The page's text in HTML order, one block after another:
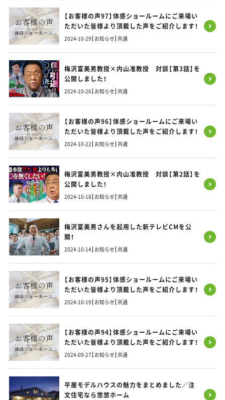
【お客様の声97】体感ショールームにご来場い
ただいた皆様より頂戴した声をご紹介します！
2024-10-29 お知らせ 共通
梅沢富美男教授×内山准教授 対談【第3話】を
公開しました！
2024-10-26 お知らせ 共通
【お客様の声96】体感ショールームにご来場い
ただいた皆様より頂戴した声をご紹介します！
2024-10-22 お知らせ 共通
梅沢富美男教授×内山准教授 対談【第2話】を
公開しました！
2024-10-18 お知らせ 共通
梅沢富美男さんを起用した新テレビCMを公
開！
2024-10-14 お知らせ 共通
【お客様の声95】体感ショールームにご来場い
ただいた皆様より頂戴した声をご紹介します！
2024-10-19 お知らせ 共通
【お客様の声94】体感ショールームにご来場い
ただいた皆様より頂戴した声をご紹介します！
2024-09-27 お知らせ 共通
平屋モデルハウスの魅力をまとめました／注
文住宅なら悠悠ホーム